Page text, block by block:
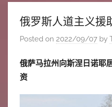
俄
罗
斯
文
ПЕКИНЕ
俄罗斯人道主义援
Posted on 2022/09/07 by
俄萨马拉州向斯涅日诺耶
资